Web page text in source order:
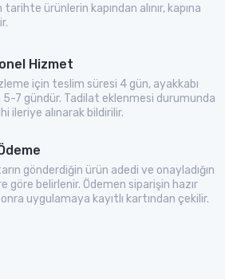
tarihte ürünlerin kapından alınır, kapına
Hizmet
için teslim süresi 4 gün, ayakkabı
5-7 gündür. Tadilat eklenmesi durumunda
ileriye alınarak bildirilir.
gönderdiğin ürün adedi ve onayladığın
göre belirlenir. Ödemen siparişin hazır
uygulamaya kayıtlı kartından çekilir.